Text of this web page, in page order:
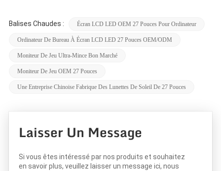
Balises Chaudes : Écran LCD LED OEM 27 Pouces Pour Ordinateur
Ordinateur De Bureau À Écran LCD LED 27 Pouces OEM/ODM
Moniteur De Jeu Ultra-Mince Bon Marché
Moniteur De Jeu OEM 27 Pouces
Une Entreprise Chinoise Fabrique Des Lunettes De Soleil De 27 Pouces
Laisser Un Message
Si vous êtes intéressé par nos produits et souhaitez
en savoir plus, veuillez laisser un message ici, nous